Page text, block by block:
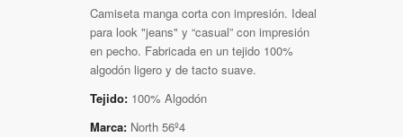
Camiseta manga corta con impresión. Ideal
para look "jeans" y “casual” con impresión
en pecho. Fabricada en un tejido 100%
algodón ligero y de tacto suave.
Tejido: 100% Algodón
Marca: North 56º4